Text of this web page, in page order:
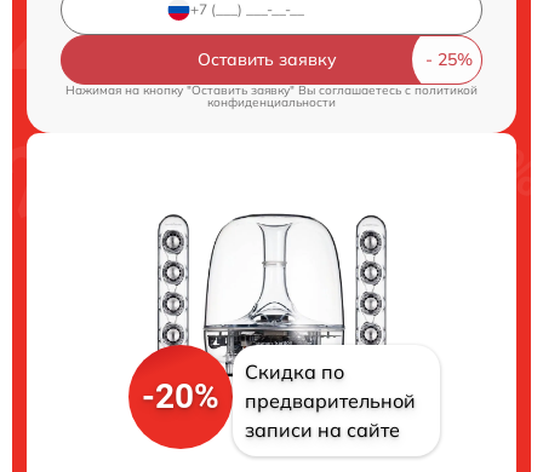
Оставить заявку
Нажимая на кнопку "Оставить заявку" Вы соглашаетесь cполитикой
конфиденциальности
-20%
Скидка по
предварительной
записи на сайте